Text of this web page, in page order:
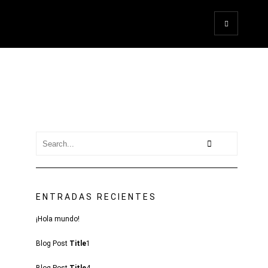
ENTRADAS RECIENTES
¡Hola mundo!
Blog Post Title1